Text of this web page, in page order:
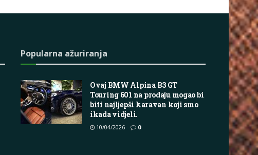
Popularna ažuriranja
Ovaj BMW Alpina B3 GT
Touring 601 na prodaju mogao bi
biti najljepši karavan koji smo
ikada vidjeli.
10/04/2026 0